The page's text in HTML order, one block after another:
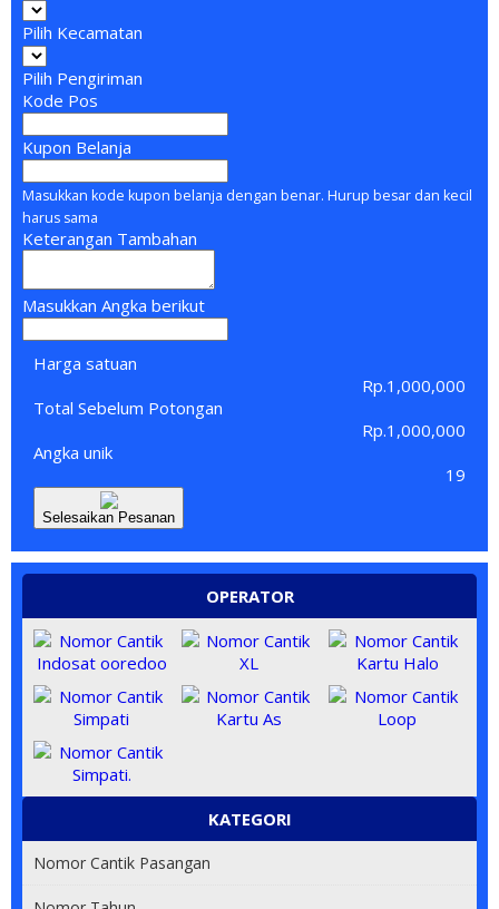
OPERATOR
KATEGORI
Nomor Cantik Pasangan
Pilih Kecamatan
Pilih Pengiriman
Kode Pos
Kupon Belanja
Masukkan kode kupon belanja dengan benar. Hurup besar dan kecil
harus sama
Keterangan Tambahan
Masukkan Angka berikut
Harga satuan
Rp.1,000,000
Total Sebelum Potongan
Rp.1,000,000
Angka unik
19
Selesaikan Pesanan